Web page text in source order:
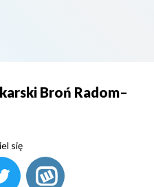
Broń Radom–
się